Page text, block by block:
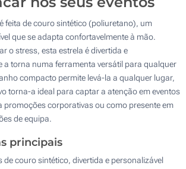
feita de couro sintético (poliuretano), um
que se adapta confortavelmente à mão.
o stress, esta estrela é divertida e
a torna numa ferramenta versátil para qualquer
compacto permite levá-la a qualquer lugar,
torna-a ideal para captar a atenção em eventos
promoções corporativas ou como presente em
de equipa.
principais
de couro sintético, divertida e personalizável